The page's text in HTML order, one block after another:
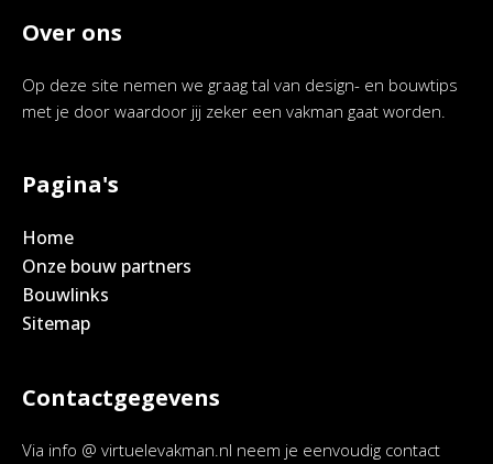
Over ons
Op deze site nemen we graag tal van design- en bouwtips
met je door waardoor jij zeker een vakman gaat worden.
Pagina's
Home
Onze bouw partners
Bouwlinks
Sitemap
Contactgegevens
Via info @ virtuelevakman.nl neem je eenvoudig contact